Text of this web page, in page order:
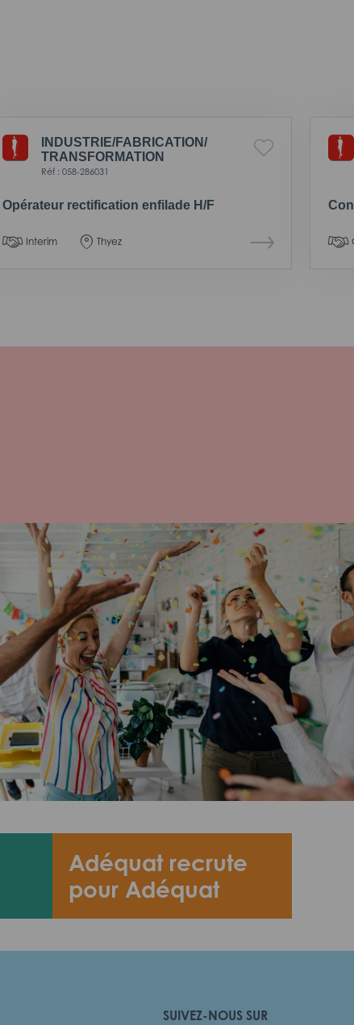
INDUSTRIE/FABRICATION/
TRANSFORMATION
Réf : 058-286031
Opérateur rectification enfilade H/F
Interim Thyez
Adéquat recrute
pour Adéquat
SUIVEZ-NOUS SUR